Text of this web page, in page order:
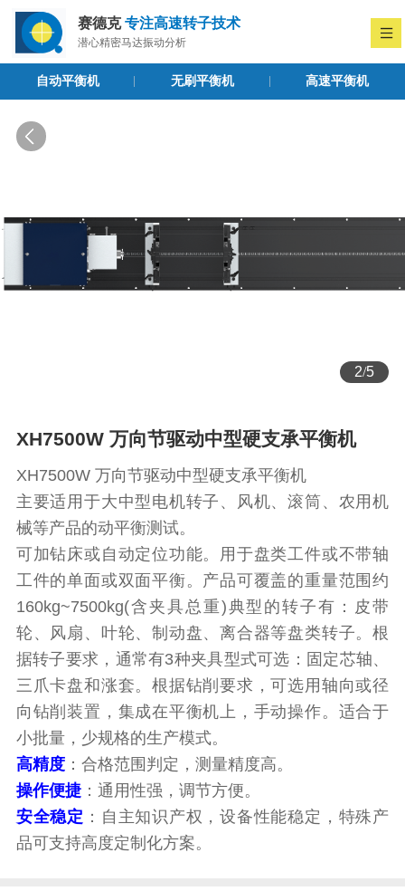
赛德克专注高速转子技术
潜心精密马达振动分析
自动平衡机 无刷平衡机 高速平衡机
2/5
XH7500W 万向节驱动中型硬支承平衡机
XH7500W 万向节驱动中型硬支承平衡机
主要适用于大中型电机转子、风机、滚筒、农用机
械等产品的动平衡测试。
可加钻床或自动定位功能。用于盘类工件或不带轴
工件的单面或双面平衡。产品可覆盖的重量范围约
160kg~7500kg(含夹具总重)典型的转子有：皮带
轮、风扇、叶轮、制动盘、离合器等盘类转子。根
据转子要求，通常有3种夹具型式可选：固定芯轴、
三爪卡盘和涨套。根据钻削要求，可选用轴向或径
向钻削装置，集成在平衡机上，手动操作。适合于
小批量，少规格的生产模式。
高精度：合格范围判定，测量精度高。
操作便捷：通用性强，调节方便。
安全稳定 ：自主知识产权，设备性能稳定，特殊产
品可支持高度定制化方案。